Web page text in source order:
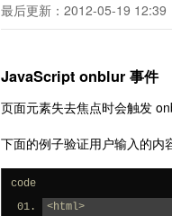
最后更新：2012-05-19 12:39
JavaScript onblur 事件
页面元素失去焦点时会触发
下面的例子验证用户输入的内
code
<html>